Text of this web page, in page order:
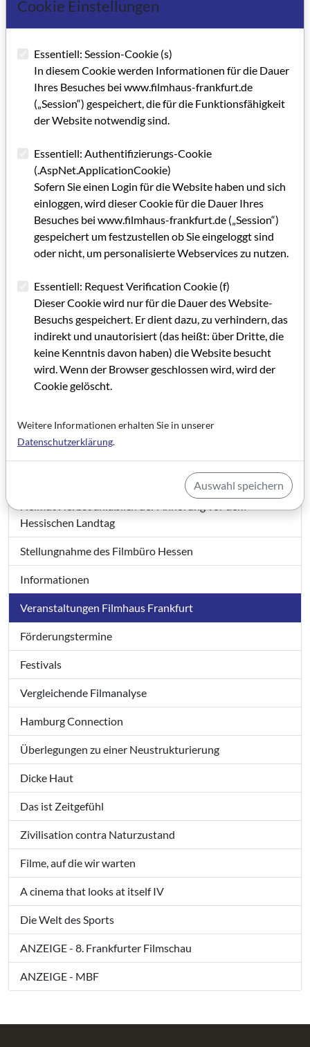
GRIP 06
Editorial GRIP 6
IMPRESSUM GRIP 6
In Sachen Filmbüro und Filmhaus
Filmhaus-Fenster im HR
Das Kommunale Kino vor dem Aus?
Rüsselsheim: Höhen und Tiefen
Konzept für eine Kino-Förderung
Eine Lobby für den Trickfilm
Filmausbildung an der Hochschule für Gestaltung in
Hessischen Landtag
Stellungnahme des Filmbüro Hessen
Informationen
Veranstaltungen Filmhaus Frankfurt
Förderungstermine
Festivals
Vergleichende Filmanalyse
Hamburg Connection
Überlegungen zu einer Neustrukturierung
Dicke Haut
Das ist Zeitgefühl
Zivilisation contra Naturzustand
Filme, auf die wir warten
A cinema that looks at itself IV
Die Welt des Sports
ANZEIGE - 8. Frankfurter Filmschau
ANZEIGE - MBF
Cookie Einstellungen
Essentiell: Session-Cookie (s)
In diesem Cookie werden Informationen für die Dauer
Ihres Besuches bei www.filmhaus-frankfurt.de
(„Session“) gespeichert, die für die Funktionsfähigkeit
der Website notwendig sind.
Essentiell: Authentifizierungs-Cookie
(.AspNet.ApplicationCookie)
Sofern Sie einen Login für die Website haben und sich
einloggen, wird dieser Cookie für die Dauer Ihres
Besuches bei www.filmhaus-frankfurt.de („Session“)
gespeichert um festzustellen ob Sie eingeloggt sind
oder nicht, um personalisierte Webservices zu nutzen.
Essentiell: Request Verification Cookie (f)
Dieser Cookie wird nur für die Dauer des Website-
Besuchs gespeichert. Er dient dazu, zu verhindern, das
indirekt und unautorisiert (das heißt: über Dritte, die
keine Kenntnis davon haben) die Website besucht
wird. Wenn der Browser geschlossen wird, wird der
Cookie gelöscht.
Weitere Informationen erhalten Sie in unserer
Datenschutzerklärung.
Auswahl speichern